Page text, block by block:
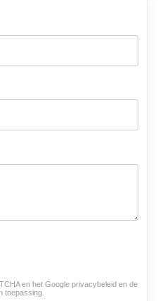
en het Google privacybeleid en de
toepassing.